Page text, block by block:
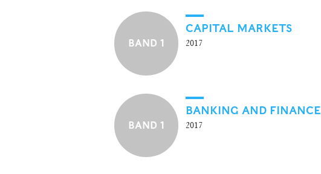
BAND 1
CAPITAL MARKETS
2017
BAND 1
BANKING AND FINANCE
2017